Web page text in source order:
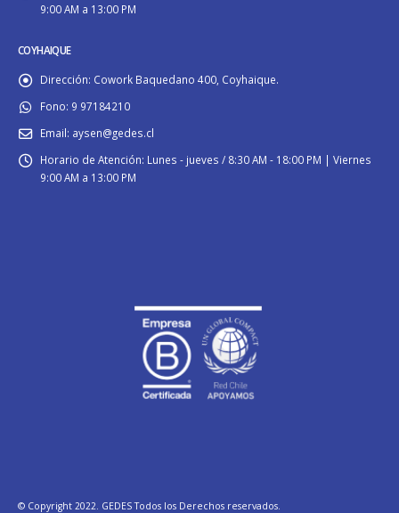
9:00 AM a 13:00 PM
COYHAIQUE
Dirección: Cowork Baquedano 400, Coyhaique.
Fono: 9 97184210
Email: aysen@gedes.cl
Horario de Atención: Lunes - jueves / 8:30 AM - 18:00 PM | Viernes
9:00 AM a 13:00 PM
© Copyright 2022. GEDES Todos los Derechos reservados.